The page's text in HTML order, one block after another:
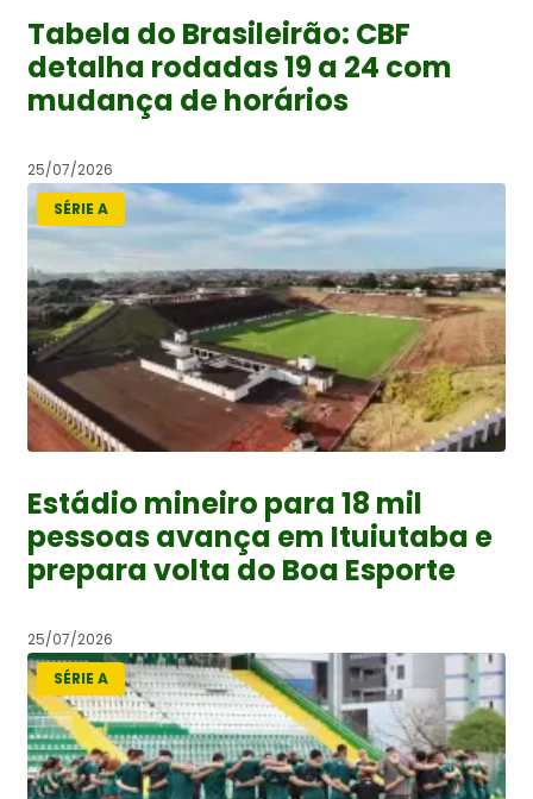
Tabela do Brasileirão: CBF
detalha rodadas 19 a 24 com
mudança de horários
25/07/2026
SÉRIE A
Estádio mineiro para 18 mil
pessoas avança em Ituiutaba e
prepara volta do Boa Esporte
25/07/2026
SÉRIE A